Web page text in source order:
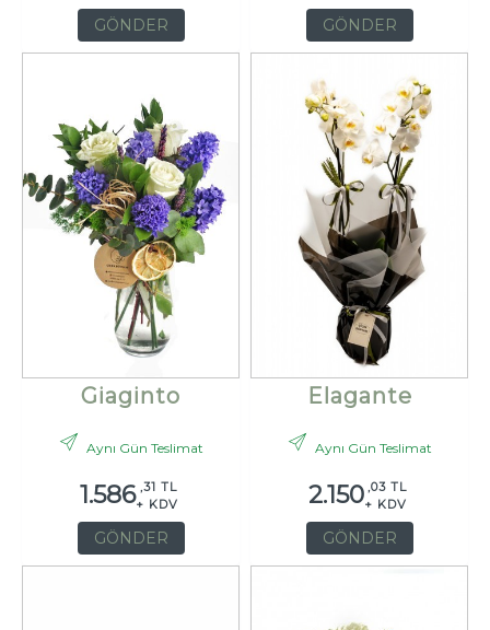
GÖNDER GÖNDER
Giaginto
Aynı Gün Teslimat
1.586 ,31 TL
+ KDV
GÖNDER
Elagante
Aynı Gün Teslimat
2.150 ,03 TL
+ KDV
GÖNDER